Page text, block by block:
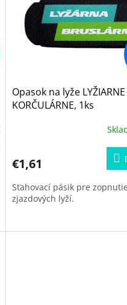
Opasok na lyže
KORČULÁRNE, 1ks
€1,61
Sťahovací pásik pre zopnutie
zjazdových lyží.